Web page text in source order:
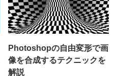
Photoshopの自由変形で画
像を合成するテクニックを
解説